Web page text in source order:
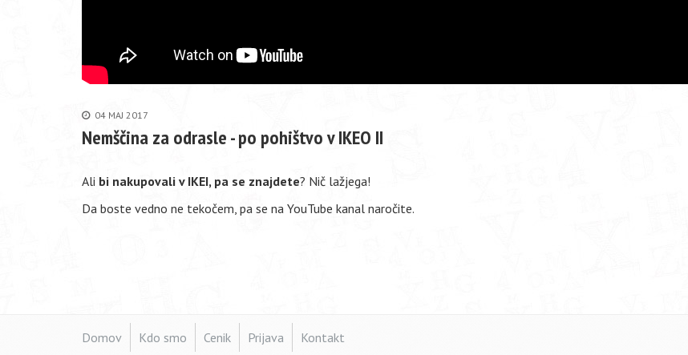
04 MAJ 2017
Nemščina za odrasle - po pohištvo v IKEO II
Ali bi nakupovali v IKEI, pa se znajdete? Nič lažjega!
Da boste vedno ne tekočem, pa se na YouTube kanal naročite.
Domov Kdo smo Cenik Prijava Kontakt